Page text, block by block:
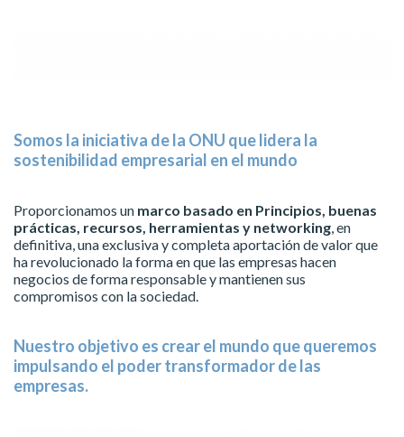
Somos la iniciativa de la ONU que lidera la
sostenibilidad empresarial en el mundo
Proporcionamos un marco basado en Principios, buenas
prácticas, recursos, herramientas y networking, en
definitiva, una exclusiva y completa aportación de valor que
ha revolucionado la forma en que las empresas hacen
negocios de forma responsable y mantienen sus
compromisos con la sociedad.
Nuestro objetivo es crear el mundo que queremos
impulsando el poder transformador de las
empresas.